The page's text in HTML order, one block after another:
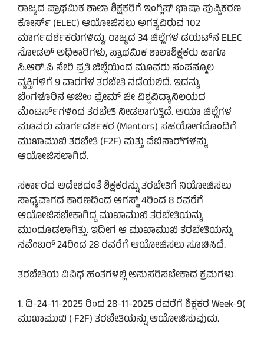
ರಾಜ್ಯದ ಪ್ರಾಥಮಿಕ ಶಾಲಾ ಶಿಕ್ಷಕರಿಗೆ ಇಂಗ್ಲಿಷ್ ಭಾಷಾ ಪುಷ್ಟಿಕರಣ
ಕೋರ್ಸ್ (ELEC) ಆಯೋಜಿಸಲು ಅಗತ್ಯವಿರುವ 102
ಮಾರ್ಗದರ್ಶಕರುಗಳಿದ್ದು, ರಾಜ್ಯದ 34 ಜಿಲ್ಲೆಗಳ ಡಯಟ್‌ನ ELEC
ನೋಡಲ್ ಅಧಿಕಾರಿಗಳು, ಪ್ರಾಥಮಿಕ ಶಾಲಾಶಿಕ್ಷಕರು ಹಾಗೂ
ಸಿ.ಆ‌ರ್.ಪಿ ಸೇರಿ ಪ್ರತಿ ಜಿಲ್ಲೆಯಿಂದ ಮೂವರು ಸಂಪನ್ಮೂಲ
ವ್ಯಕ್ತಿಗಳಿಗೆ 9 ವಾರಗಳ ತರಬೇತಿ ನಡೆಯಲಿದೆ. ಇದನ್ನು
ಬೆಂಗಳೂರಿನ ಅಜೀಂ ಪ್ರೇಮ್ ಜೀ ವಿಶ್ವವಿದ್ಯಾನಿಲಯದ
ಮೆಂಟರ್ಸ್‌ಗಳಿಂದ ತರಬೇತಿ ನೀಡಲಾಗುತ್ತಿದೆ. ಆಯಾ ಜಿಲ್ಲೆಗಳ
ಮೂವರು ಮಾರ್ಗದರ್ಶಕರ (Mentors) ಸಹಯೋಗದೊಂದಿಗೆ
ಮುಖಾಮುಖಿ ತರಬೇತಿ (F2F) ಮತ್ತು ವೆಬಿನಾರ್‌ಗಳನ್ನು
ಆಯೋಜಿಸಲಾಗಿದೆ.
ಸರ್ಕಾರದ ಆದೇಶದಂತೆ ಶಿಕ್ಷಕರನ್ನು ತರಬೇತಿಗೆ ನಿಯೋಜಿಸಲು
ಸಾಧ್ಯವಾಗದ ಕಾರಣದಿಂದ ಆಗಸ್ಟ್ 4ರಿಂದ 8 ರವರೆಗೆ
ಆಯೋಜಿಸಬೇಕಾಗಿದ್ದ ಮುಖಾಮುಖಿ ತರಬೇತಿಯನ್ನು
ಮುಂದೂಡಲಾಗಿತ್ತು. ಇದೀಗ ಆ ಮುಖಾಮುಖಿ ತರಬೇತಿಯನ್ನು
ನವೆಂಬರ್ 24ರಿಂದ 28 ರವರೆಗೆ ಆಯೋಜಿಸಲು ಸೂಚಿಸಿದೆ.
ತರಬೇತಿಯ ವಿವಿಧ ಹಂತಗಳಲ್ಲಿ ಅನುಸರಿಸಬೇಕಾದ ಕ್ರಮಗಳು.
1. ದಿ-24-11-2025 ರಿಂದ 28-11-2025 ರವರೆಗೆ ಶಿಕ್ಷಕರ Week-9(
ಮುಖಾಮುಖಿ ( F2F) ತರಬೇತಿಯನ್ನು ಆಯೋಜಿಸುವುದು.